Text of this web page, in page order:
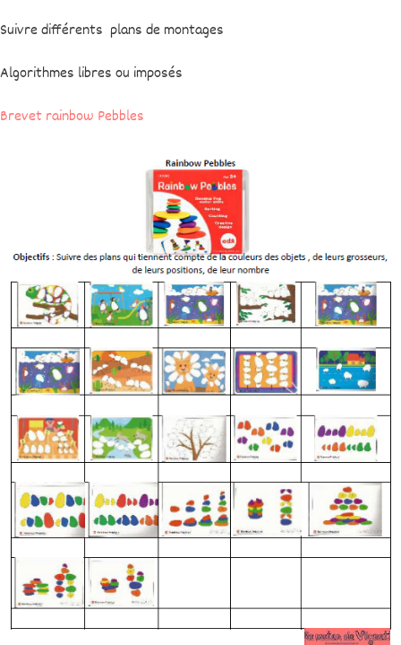
Suivre différents plans de montages
Algorithmes libres ou imposés
Brevet rainbow Pebbles